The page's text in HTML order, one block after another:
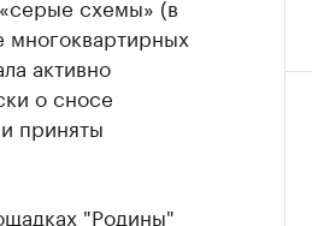
многоквартирных
активно
о сносе
приняты
"Родины"